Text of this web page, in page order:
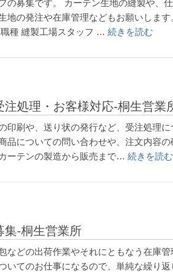
の募集です。 カーテン生地の縫製や、
地の発注や在庫管理などもお願いします
種 縫製工場スタッフ … 続きを読む
注処理・お客様対応-桐生営業
印刷や、送り状の発行など、受注処理に
品についての問い合わせや、注文内容の
ーテンの製造から販売まで… 続きを読む
集-桐生営業所
などの出荷作業やそれにともなう在庫管
いてのお仕事になるので、単純な繰り返